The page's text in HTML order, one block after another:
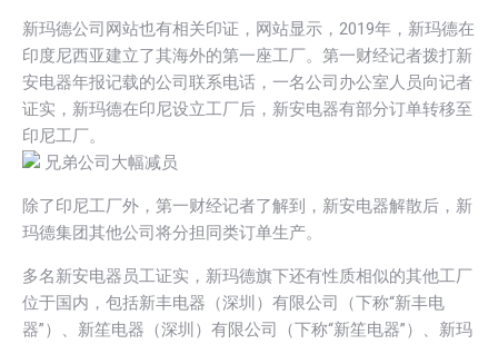
新玛德公司网站也有相关印证，网站显示，2019年，新玛德在
印度尼西亚建立了其海外的第一座工厂。第一财经记者拨打新
安电器年报记载的公司联系电话，一名公司办公室人员向记者
证实，新玛德在印尼设立工厂后，新安电器有部分订单转移至
印尼工厂。
兄弟公司大幅减员
除了印尼工厂外，第一财经记者了解到，新安电器解散后，新
玛德集团其他公司将分担同类订单生产。
多名新安电器员工证实，新玛德旗下还有性质相似的其他工厂
位于国内，包括新丰电器（深圳）有限公司（下称“新丰电
器”）、新笙电器（深圳）有限公司（下称“新笙电器”）、新玛